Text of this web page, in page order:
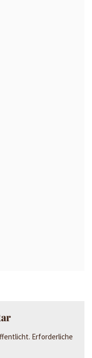
Erforderliche